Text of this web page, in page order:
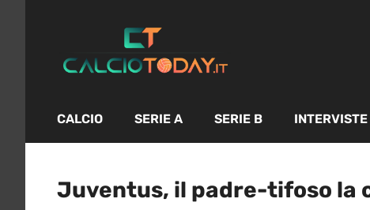
contenuto
CALCIO SERIE A SERIE B INTERVISTE
Juventus, il padre-tifoso la